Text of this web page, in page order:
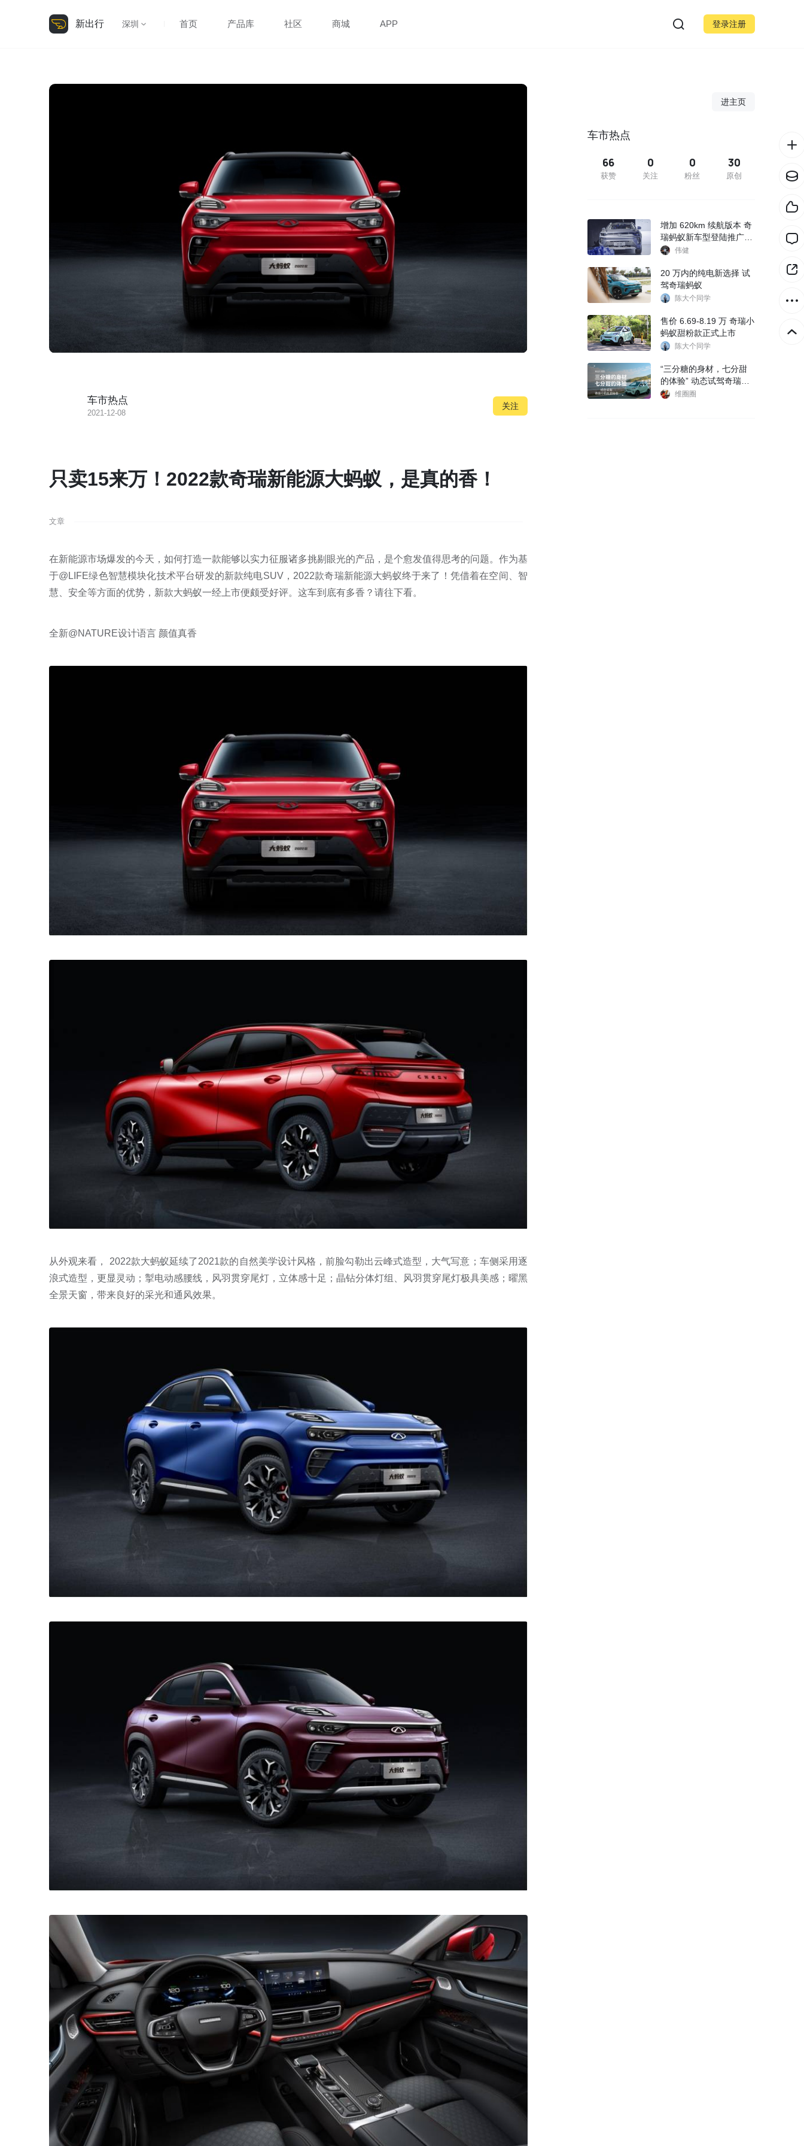
新出行 深圳 首页 产品库 社区 商城 APP 登录注册
车市热点
2021-12-08
关注
只卖15来万！2022款奇瑞新能源大蚂蚁，是真的香！
文章
在新能源市场爆发的今天，如何打造一款能够以实力征服诸多挑剔眼光的产品，是个愈发值得思考的问题。作为基
于@LIFE绿色智慧模块化技术平台研发的新款纯电SUV，2022款奇瑞新能源大蚂蚁终于来了！凭借着在空间、智
慧、安全等方面的优势，新款大蚂蚁一经上市便颇受好评。这车到底有多香？请往下看。
全新@NATURE设计语言 颜值真香
从外观来看， 2022款大蚂蚁延续了2021款的自然美学设计风格，前脸勾勒出云峰式造型，大气写意；车侧采用逐
浪式造型，更显灵动；掣电动感腰线，风羽贯穿尾灯，立体感十足；晶钻分体灯组、风羽贯穿尾灯极具美感；曜黑
全景天窗，带来良好的采光和通风效果。
进主页
车市热点
66
获赞
0
关注
0
粉丝
30
原创
增加 620km 续航版本 奇
瑞蚂蚁新车型登陆推广目
录
伟健
20 万内的纯电新选择 试
驾奇瑞蚂蚁
陈大个同学
售价 6.69-8.19 万 奇瑞小
蚂蚁甜粉款正式上市
陈大个同学
“三分糖的身材，七分甜
的体验” 动态试驾奇瑞小
蚂蚁甜粉款
维圈圈